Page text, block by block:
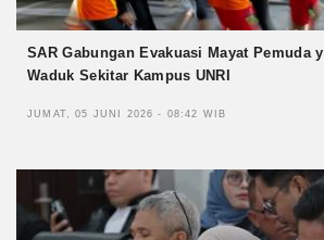
SAR Gabungan Evakuasi Mayat Pemuda
Waduk Sekitar Kampus UNRI
JUMAT, 05 JUNI 2026 - 08:42 WIB